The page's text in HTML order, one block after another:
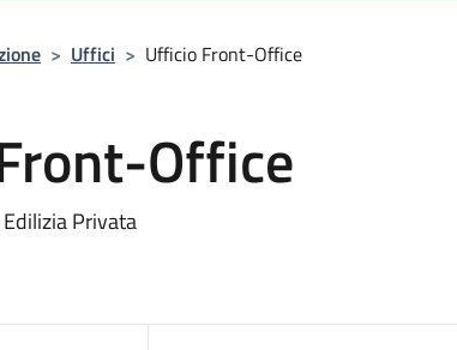
> Uffici > Ufficio Front-Office
Office
Privata